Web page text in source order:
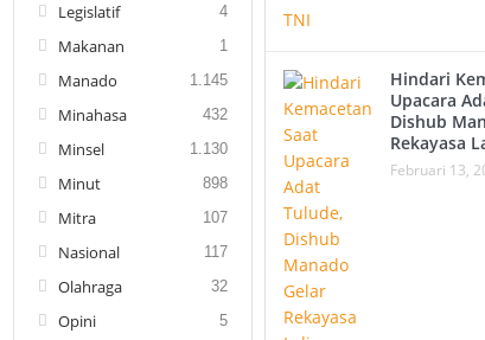
Legislatif 4
Makanan 1
Manado 1.145
Minahasa 432
Minsel 1.130
Minut 898
Mitra 107
Nasional 117
Olahraga 32
Opini 5
Hindari
Upacara
Dishub
Rekayasa
Februari 13,